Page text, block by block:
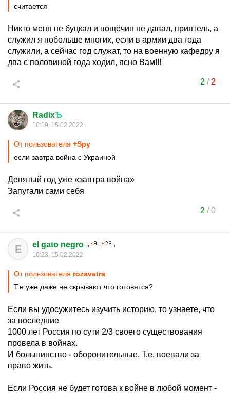
считается
Никто меня не буцкал и пощёчин не давал, приятель, а
служил я побольше многих, если в армии два года
служили, а сейчас год служат, то на военную кафедру я
два с половиной года ходил, ясно Вам!!!
2 / 2
RadixЪ
10:19, 15.02.2022
От пользователя +Spy
если завтра война с Украиной
Девятый год уже «завтра война»
Запугали сами себя
2 /0
E el gato negro
10:23, 15.02.2022
От пользователя rozavetra
Т.е уже даже не скрывают что готовятся?
Если вы удосужитесь изучить историю, то узнаете, что
за последние
1000 лет Россия по сути 2/3 своего существования
провела в войнах.
И большинство - оборонительные. Т.е. воевали за
право жить.
Если Россия не будет готова к войне в любой момент -